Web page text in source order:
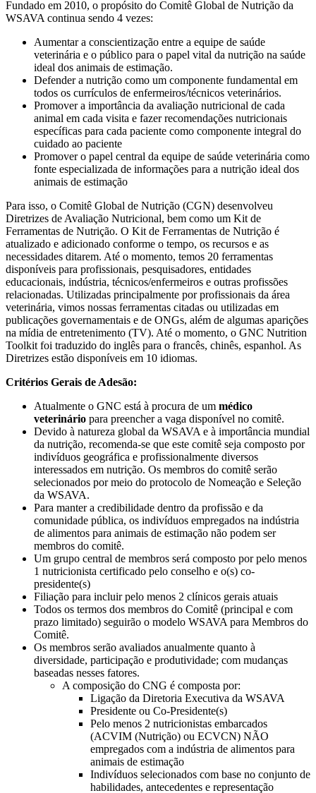
Fundado em 2010, o propósito do Comitê Global de Nutrição da
WSAVA continua sendo 4 vezes:
Aumentar a conscientização entre a equipe de saúde
veterinária e o público para o papel vital da nutrição na saúde
ideal dos animais de estimação.
Defender a nutrição como um componente fundamental em
todos os currículos de enfermeiros/técnicos veterinários.
Promover a importância da avaliação nutricional de cada
animal em cada visita e fazer recomendações nutricionais
específicas para cada paciente como componente integral do
cuidado ao paciente
Promover o papel central da equipe de saúde veterinária como
fonte especializada de informações para a nutrição ideal dos
animais de estimação
Para isso, o Comitê Global de Nutrição (CGN) desenvolveu
Diretrizes de Avaliação Nutricional, bem como um Kit de
Ferramentas de Nutrição. O Kit de Ferramentas de Nutrição é
atualizado e adicionado conforme o tempo, os recursos e as
necessidades ditarem. Até o momento, temos 20 ferramentas
disponíveis para profissionais, pesquisadores, entidades
educacionais, indústria, técnicos/enfermeiros e outras profissões
relacionadas. Utilizadas principalmente por profissionais da área
veterinária, vimos nossas ferramentas citadas ou utilizadas em
publicações governamentais e de ONGs, além de algumas aparições
na mídia de entretenimento (TV). Até o momento, o GNC Nutrition
Toolkit foi traduzido do inglês para o francês, chinês, espanhol. As
Diretrizes estão disponíveis em 10 idiomas.
Critérios Gerais de Adesão:
Atualmente o GNC está à procura de um médico
veterinário para preencher a vaga disponível no comitê.
Devido à natureza global da WSAVA e à importância mundial
da nutrição, recomenda-se que este comitê seja composto por
indivíduos geográfica e profissionalmente diversos
interessados em nutrição. Os membros do comitê serão
selecionados por meio do protocolo de Nomeação e Seleção
da WSAVA.
Para manter a credibilidade dentro da profissão e da
comunidade pública, os indivíduos empregados na indústria
de alimentos para animais de estimação não podem ser
membros do comitê.
Um grupo central de membros será composto por pelo menos
1 nutricionista certificado pelo conselho e o(s) co-
presidente(s)
Filiação para incluir pelo menos 2 clínicos gerais atuais
Todos os termos dos membros do Comitê (principal e com
prazo limitado) seguirão o modelo WSAVA para Membros do
Comitê.
Os membros serão avaliados anualmente quanto à
diversidade, participação e produtividade; com mudanças
baseadas nesses fatores.
A composição do CNG é composta por:
Ligação da Diretoria Executiva da WSAVA
Presidente ou Co-Presidente(s)
Pelo menos 2 nutricionistas embarcados
(ACVIM (Nutrição) ou ECVCN) NÃO
empregados com a indústria de alimentos para
animais de estimação
Indivíduos selecionados com base no conjunto de
habilidades, antecedentes e representação